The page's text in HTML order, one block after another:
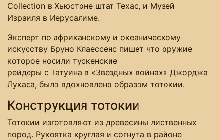
Collection в Хьюстоне штат Техас, и Музей
Израиля в Иерусалиме.
Эксперт по африканскому и океаническому
искусству Бруно Клаессенс пишет что оружие,
которое носили тускенские
рейдеры с Татуина в «Звездных войнах» Джорджа
Лукаса, было вдохновлено образом тотокии.
Конструкция тотокии
Тотокии изготовляют из древесины лиственных
пород. Рукоятка круглая и согнута в районе